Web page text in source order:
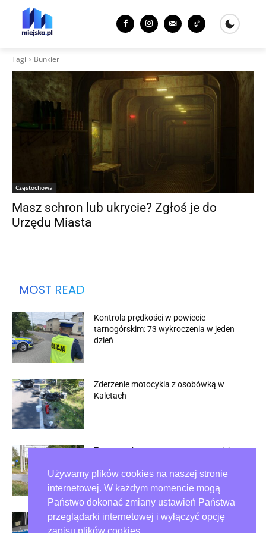
Używamy plików cookies na naszej stronie
internetowej. W każdym momencie mogą
Państwo dokonać zmiany ustawień Państwa
przeglądarki internetowej i wyłączyć opcję
zapisu plików cookies.
Tagi Bunkier
Częstochowa
Masz schron lub ukrycie? Zgłoś je do
Urzędu Miasta
MOST READ
Kontrola prędkości w powiecie
tarnogórskim: 73 wykroczenia w jeden
dzień
Zderzenie motocykla z osobówką w
Kaletach
Znamy wykonawcę remontu torowiska na
Driftował, więc stracił prawo jazdy